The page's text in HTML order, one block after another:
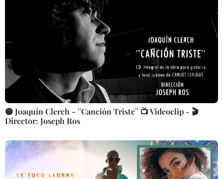
🟡 Joaquín Clerch - ¨Canción Triste¨ 📺 Videoclip - 🎬
Director: Joseph Ros